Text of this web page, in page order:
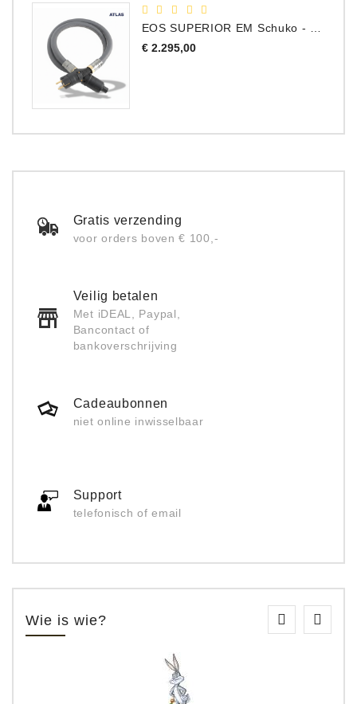
€ 2.295,00Prijs
Gratis verzending
voor orders boven € 100,-
Veilig betalen
Met iDEAL, Paypal,
Bancontact of
bankoverschrijving
Cadeaubonnen
niet online inwisselbaar
Support
telefonisch of email
Wie is wie?